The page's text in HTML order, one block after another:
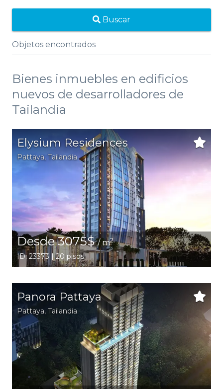
Buscar
Objetos encontrados
Bienes inmuebles en edificios
nuevos de desarrolladores de
Tailandia
Elysium Residences
Pattaya,Tailandia
Desde 3075$/ m2
ID: 23373 | 20 pisos
Panora Pattaya
Pattaya, Tailandia